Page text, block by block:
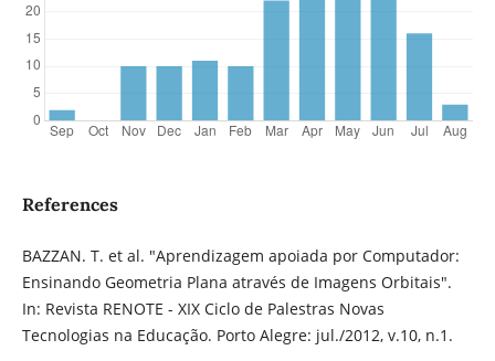
References
BAZZAN. T. et al. "Aprendizagem apoiada por Computador:
Ensinando Geometria Plana através de Imagens Orbitais".
In: Revista RENOTE - XIX Ciclo de Palestras Novas
Tecnologias na Educação. Porto Alegre: jul./2012, v.10, n.1.